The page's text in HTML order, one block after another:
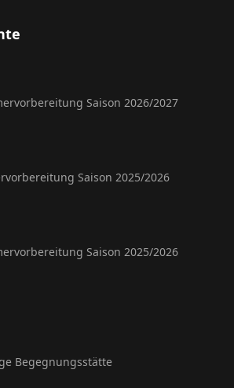
Saison 2026/2027
Saison 2025/2026
Saison 2025/2026
Begegnungsstätte